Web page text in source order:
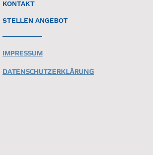
KONTAKT
STELLEN ANGEBOT
IMPRESSUM
DATENSCHUTZERKLÄRUNG